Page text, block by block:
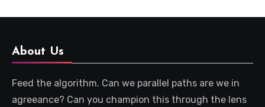
About Us
Feed the algorithm. Can we parallel paths are we in
agreeance? Can you champion this through the lens